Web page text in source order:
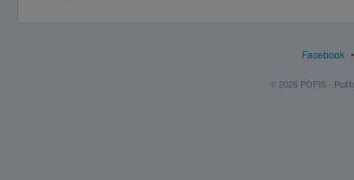
Facebook
© 2026 POFIS -